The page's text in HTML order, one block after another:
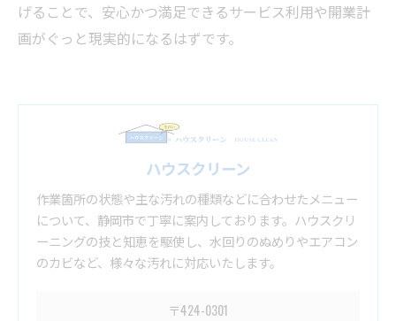
げることで、安心かつ満足できるサービス利用や開業計
画がぐっと現実的になるはずです。
ハウスクリーン
作業箇所の状態や主な汚れの種類などに合わせたメニュー
について、静岡市で丁寧に案内しております。ハウスクリ
ーニングの技と知恵を駆使し、水回りのぬめりやエアコン
のカビなど、様々な汚れに対応いたします。
〒424-0301